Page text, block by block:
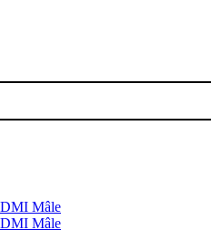
Mâle
Mâle